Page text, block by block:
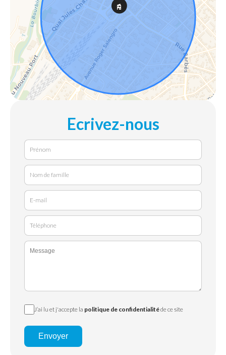
Ecrivez-nous
J’ai lu et j'accepte la politique de confidentialitéde ce site
Envoyer